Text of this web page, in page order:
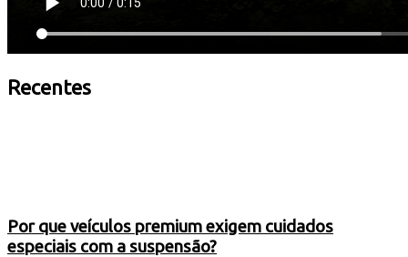
Recentes
Por que veículos premium exigem cuidados
especiais com a suspensão?